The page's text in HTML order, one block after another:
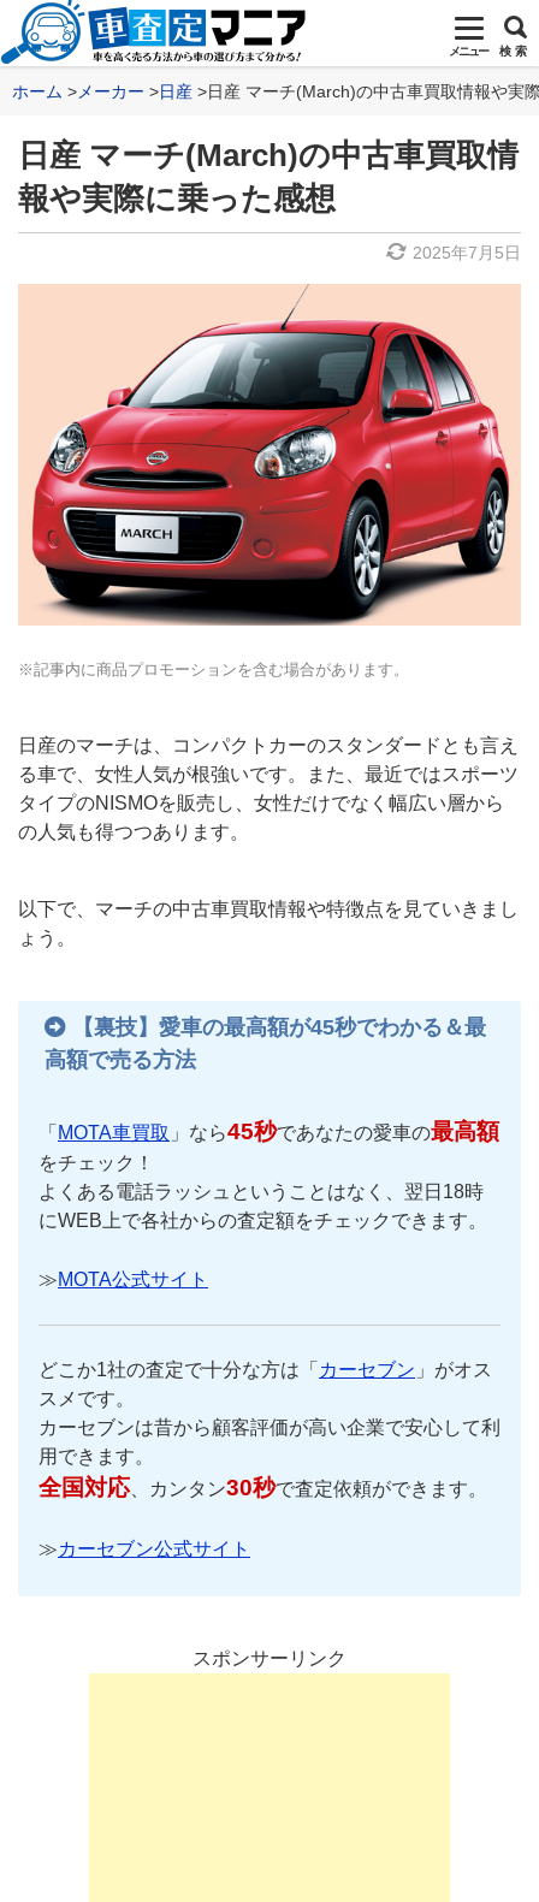
メニュー 検 索
ホーム メーカー 日産 日産 マーチ(March)の中古車買取情報や実
日産 マーチ(March)の中古車買取情
報や実際に乗った感想
2025年7月5日
※記事内に商品プロモーションを含む場合があります。
日産のマーチは、コンパクトカーのスタンダードとも言え
る車で、女性人気が根強いです。また、最近ではスポーツ
タイプのNISMOを販売し、女性だけでなく幅広い層から
の人気も得つつあります。
以下で、マーチの中古車買取情報や特徴点を見ていきまし
ょう。
【裏技】愛車の最高額が45秒でわかる＆最
高額で売る方法
「 MOTA車買取 」なら45秒であなたの愛車の最高額
をチェック！
よくある電話ラッシュということはなく、翌日18時
にWEB上で各社からの査定額をチェックできます。
≫MOTA公式サイト
どこか1社の査定で十分な方は「 カーセブン 」がオス
スメです。
カーセブンは昔から顧客評価が高い企業で安心して利
用できます。
全国対応、カンタン30秒で査定依頼ができます。
≫カーセブン公式サイト
スポンサーリンク